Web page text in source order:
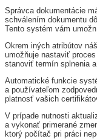
Správca dokumentácie
schválením dokumentu
Tento systém vám
Okrem iných atribútov
umožňuje nastaviť
stanoviť termín splnenia
Automatické funkcie
a používateľom
platnosť vašich
V prípade nutnosti
a vykonať primerané
ktorý počítač pri práci